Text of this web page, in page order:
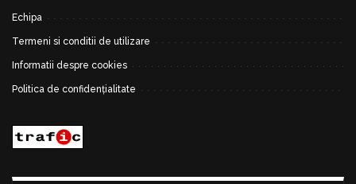
Echipa
Termeni si conditii de utilizare
Informatii despre cookies
Politica de confidențialitate